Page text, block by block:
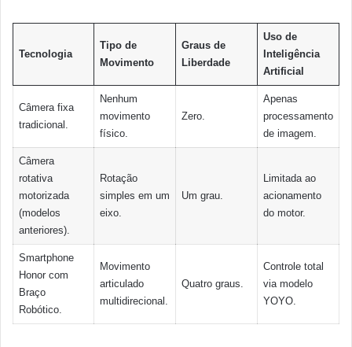
Tecnologia
Tipo de
Movimento
Graus de
Liberdade
Uso de
Inteligência
Artificial
Câmera fixa
tradicional.
Nenhum
movimento
físico.
Zero.
Apenas
processamento
de imagem.
Câmera
rotativa
motorizada
(modelos
anteriores).
Rotação
simples em um
eixo.
Um grau.
Limitada ao
acionamento
do motor.
Smartphone
Honor com
Braço
Robótico.
Movimento
articulado
multidirecional.
Quatro graus.
Controle total
via modelo
YOYO.